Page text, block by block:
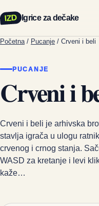
IZD Igrice za dečake
Početna / Pucanje / Crveni i beli
PUCANJE
Crveni i
Crveni i beli je arhivska
stavlja igrača u ulogu
crvenog i crnog stanja.
WASD za kretanje i levi
kaže…